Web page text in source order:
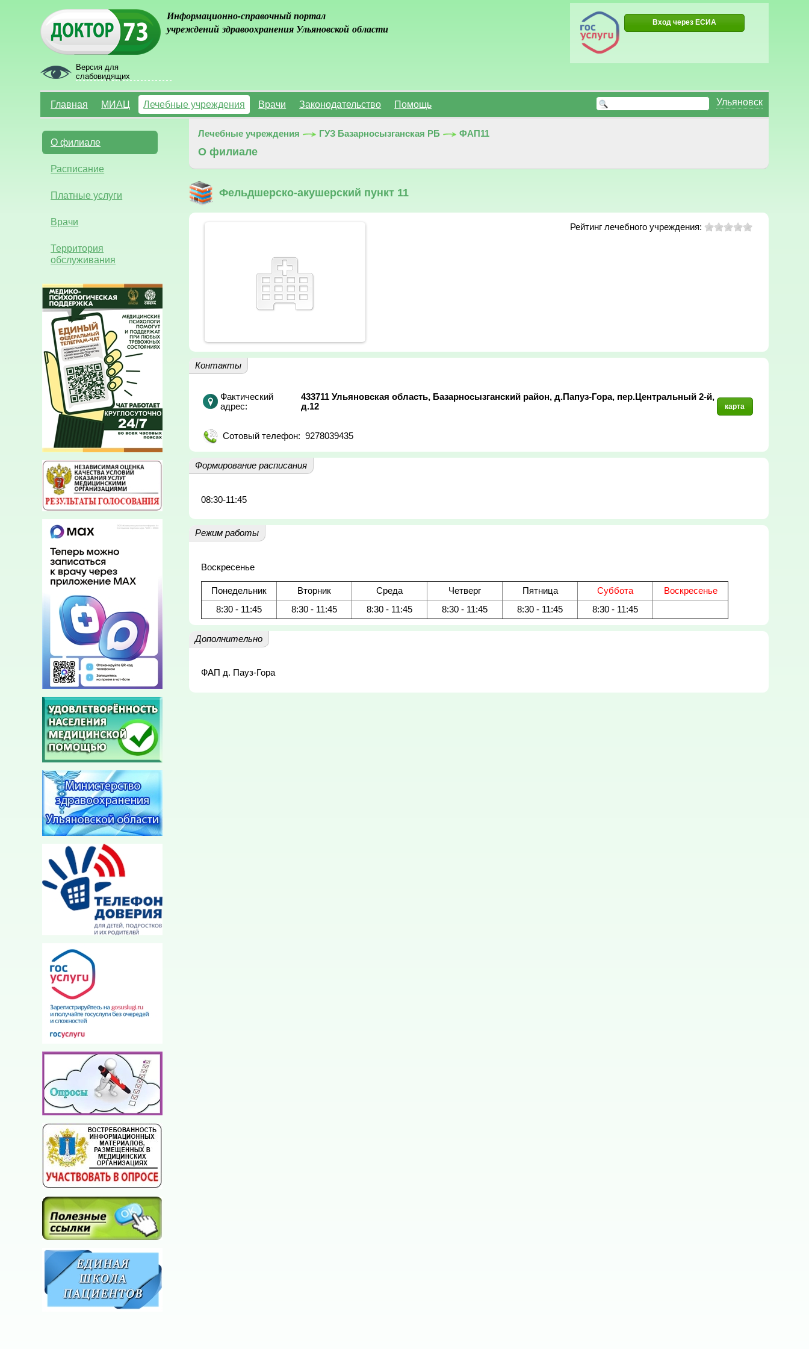
Версия для
слабовидящих
Информационно-справочный портал
учреждений здравоохранения Ульяновской области
Вход через ЕСИА
Ульяновск
Главная МИАЦ Лечебные учреждения Врачи Законодательство Помощь
О филиале
Расписание
Платные услуги
Врачи
Территория
обслуживания
Лечебные учреждения ГУЗ Базарносызганская РБ ФАП11
О филиале
Фельдшерско-акушерский пункт 11
Рейтинг лечебного учреждения:
Контакты
Фактический
адрес:
433711 Ульяновская область, Базарносызганский район, д.Папуз-Гора, пер.Центральный 2-й,
д.12
карта
Сотовый телефон: 9278039435
Формирование расписания
08:30-11:45
Режим работы
Воскресенье
Понедельник Вторник Среда Четверг Пятница Суббота
Воскресенье
8:30 - 11:45
8:30 - 11:45 8:30 - 11:45 8:30 - 11:45 8:30 - 11:45 8:30 - 11:45
Дополнительно
ФАП д. Пауз-Гора